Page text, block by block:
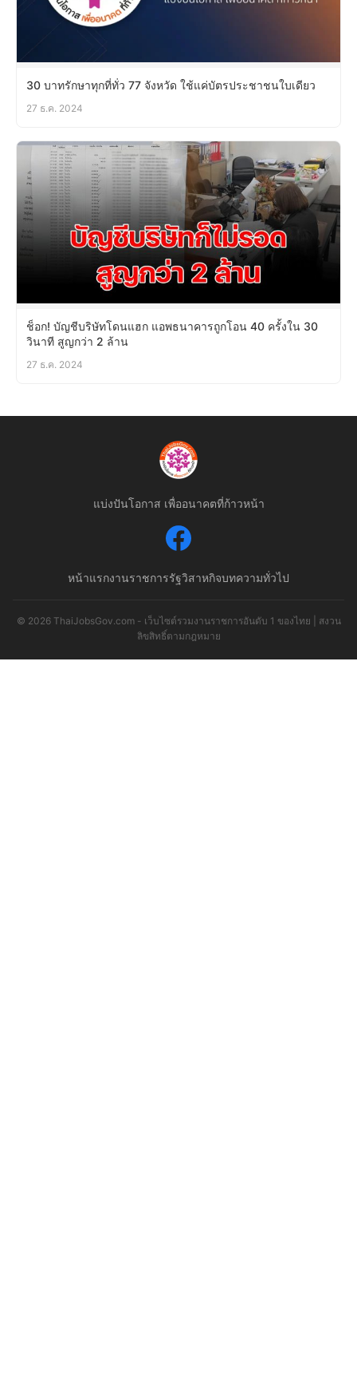
30 บาทรักษาทุกที่ทั่ว 77 จังหวัด ใช้แค่บัตรประชาชนใบเดียว
27 ธ.ค. 2024
ช็อก! บัญชีบริษัทโดนแฮก แอพธนาคารถูกโอน 40 ครั้งใน 30
วินาที สูญกว่า 2 ล้าน
27 ธ.ค. 2024
แบ่งปันโอกาส เพื่ออนาคตที่ก้าวหน้า
หน้าแรกงานราชการรัฐวิสาหกิจบทความทั่วไป
© 2026 ThaiJobsGov.com - เว็บไซต์รวมงานราชการอันดับ 1 ของไทย | สงวน
ลิขสิทธิ์ตามกฎหมาย